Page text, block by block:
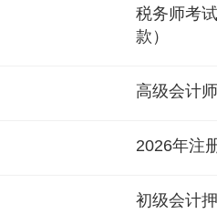
税务师考
款）
高级会计
2026年注
初级会计